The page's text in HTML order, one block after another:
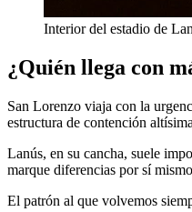
Interior del estadio de
¿Quién llega con
San Lorenzo viaja con la
estructura de contención
Lanús, en su cancha, suele
marque diferencias por sí
El patrón al que volvemos